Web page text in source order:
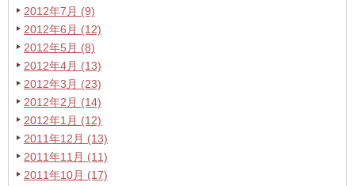
2012年7月 (9)
2012年6月 (12)
2012年5月 (8)
2012年4月 (13)
2012年3月 (23)
2012年2月 (14)
2012年1月 (12)
2011年12月 (13)
2011年11月 (11)
2011年10月 (17)